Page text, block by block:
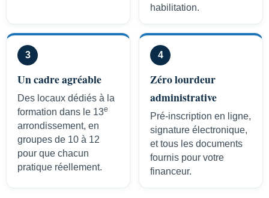
habilitation.
3
Un cadre agréable
Des locaux dédiés à la
formation dans le 13e
arrondissement, en
groupes de 10 à 12
pour que chacun
pratique réellement.
4
Zéro lourdeur
administrative
Pré-inscription en ligne,
signature électronique,
et tous les documents
fournis pour votre
financeur.